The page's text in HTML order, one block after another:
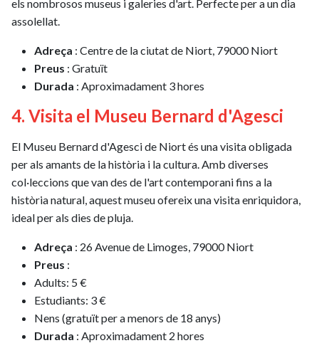
els nombrosos museus i galeries d'art. Perfecte per a un dia
assolellat.
Adreça : Centre de la ciutat de Niort, 79000 Niort
Preus : Gratuït
Durada : Aproximadament 3 hores
4. Visita el Museu Bernard d'Agesci
El Museu Bernard d'Agesci de Niort és una visita obligada
per als amants de la història i la cultura. Amb diverses
col·leccions que van des de l'art contemporani fins a la
història natural, aquest museu ofereix una visita enriquidora,
ideal per als dies de pluja.
Adreça : 26 Avenue de Limoges, 79000 Niort
Preus :
Adults: 5 €
Estudiants: 3 €
Nens (gratuït per a menors de 18 anys)
Durada : Aproximadament 2 hores